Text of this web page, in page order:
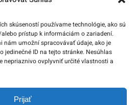
skúseností používame technológie, ako sú
prístup k informáciám o zariadení.
umožní spracovávať údaje, ako je
jedinečné ID na tejto stránke. Nesúhlas
nepriaznivo ovplyvniť určité vlastnosti a
Prijať
údajov
na uplatnenie jej práv
osobných údajov: